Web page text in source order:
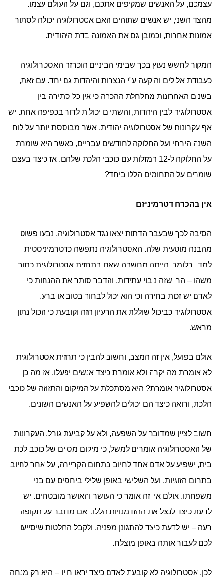
עצמכם, על האנשים שמקיפים אתכם, וגם על העולם עצמו.
מהצד השני, יש אנשים שתוהים האם אסטרולוגיה יכולה לסתור
אמונות אחרות, וכמובן גם את האמונה בדת היהודית.
המקור לחשש נעוץ בכך שבימי הביניים הוכרזה האסטרולוגיה
כעבודת אלילים והוקעה ע"י הנצרות והיהדות גם יחד. עם זאת,
בשנים האחרונות מחלחלת ההכרה כי אין כל סתירה בין
אסטרולוגיה לבין היהדות, והשתיים יכולות לדור בכפיפה אחת. יש
אף עקרונות של אסטרולוגיה יהודית, אשר מבוססת יותר על לוח
השנה הירחי ועל החלוקה לחודשים עבריים, כאשר היא שומרת
על החלוקה ל-12 המזלות עם כוכבי הלכת שלהם. אז כיצד בעצם
שומרים על התחומים הללו ביחד?
אין בהכרח דטרמיניזם
הסיבה לכך שבעבר הדתות יצאו נגד אסטרולוגיה, נבעו פשוט
מהבנה מוטעית שלה. האסטרולוגיה נתפשה כדטרמיניסטית
למדי. כלומר, הייתה מחשבה שאם בתחזית אסטרולוגית כתוב
משהו – הרי שזה ניבוי עתידות, והדבר סותר את ההנחות כי
לאדם יש זכות בחירה וכי הוא יכול לבחור בטוב או ברע.
אסטרולוגיה כביכול שוללת את הרעיון הזה וקובעת כי הכול נתון
מראש.
אולם בפועל, אין זה המצב, וחשוב להבין כי תחזית אסטרולוגית
לא אומרת מה יקרה ולא אומרת כיצד אנשים יפעלו. אז מה כן
אסטרולוגיה אומרת? היא מסתכלת על המיקום והתזוזה של כוכבי
הלכת, ורואה כיצד הם יכולים להשפיע על האנשים השונים.
חשוב לציין שמדובר על השפעה, ולא על קביעת גורל. העקרונות
של האסטרולוגיה אומרים למשל, כי מיקום מסוים של כוכב לכת
בית, ישפיע על אדם אחד לחיוב בתחום הקריירה, על אחר לחיוב
בתחום הזוגיות, ועל השלישי באופן שלילי ביחסים עם בני
משפחתו. אולם אין זה אומר כי העושר והאושר מובטחים. יש
לדעת כיצד לנצל את ההזדמנויות הללו, ואם מדובר על תקופה
רעה – יש לדעת כיצד להתגונן מפניה, ולקבל החלטות שיסייעו
לכם לעבור אותה באופן מוצלח.
לכן, אסטרולוגיה לא קובעת לאדם כיצד יראו חייו – היא רק מנחה